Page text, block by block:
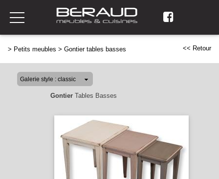
> Petits meubles > Gontier tables basses << Retour
GontierTables Basses